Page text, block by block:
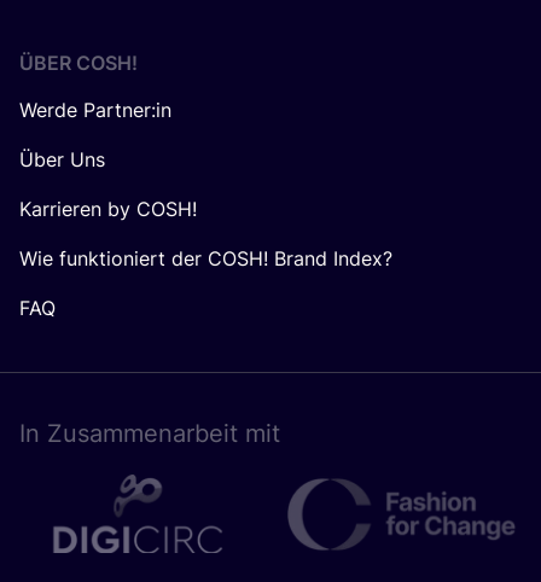
ÜBER COSH!
Werde Partner:in
Über Uns
Karrieren by COSH!
Wie funktioniert der COSH! Brand Index?
FAQ
In Zusam­men­ar­beit mit